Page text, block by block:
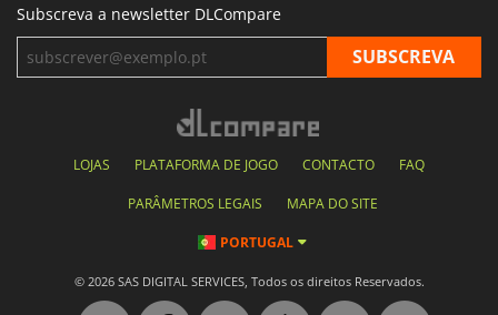
Subscreva a newsletter DLCompare
LOJAS PLATAFORMA DE JOGO CONTACTO FAQ
PARÂMETROS LEGAIS MAPA DO SITE
PORTUGAL
© 2026 SAS DIGITAL SERVICES, Todos os direitos Reservados.